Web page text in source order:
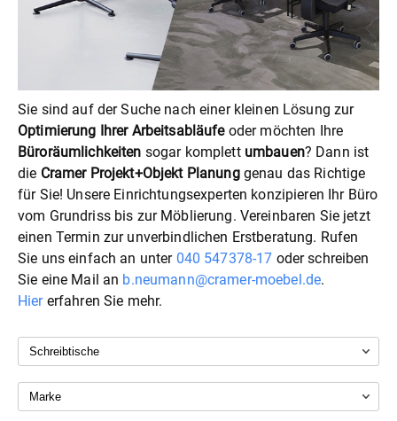
Sie sind auf der Suche nach einer kleinen Lösung zur
Optimierung Ihrer Arbeitsabläufeoder möchten Ihre
Büroräumlichkeiten sogar komplett umbauen? Dann ist
die Cramer Projekt+Objekt Planunggenau das Richtige
für Sie! Unsere Einrichtungsexperten konzipieren Ihr Büro
vom Grundriss bis zur Möblierung. Vereinbaren Sie jetzt
einen Termin zur unverbindlichen Erstberatung. Rufen
Sie uns einfach an unter 040 547378-17 oder schreiben
Sie eine Mail an b.neumann@cramer-moebel.de.
Hiererfahren Sie mehr.